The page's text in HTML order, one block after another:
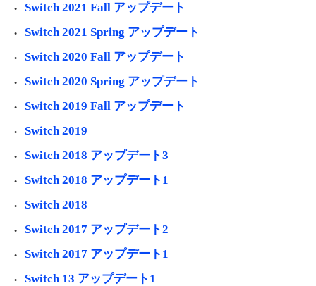
Switch 2021 Fall アップデート
Switch 2021 Spring アップデート
Switch 2020 Fall アップデート
Switch 2020 Spring アップデート
Switch 2019 Fall アップデート
Switch 2019
Switch 2018 アップデート3
Switch 2018 アップデート1
Switch 2018
Switch 2017 アップデート2
Switch 2017 アップデート1
Switch 13 アップデート1